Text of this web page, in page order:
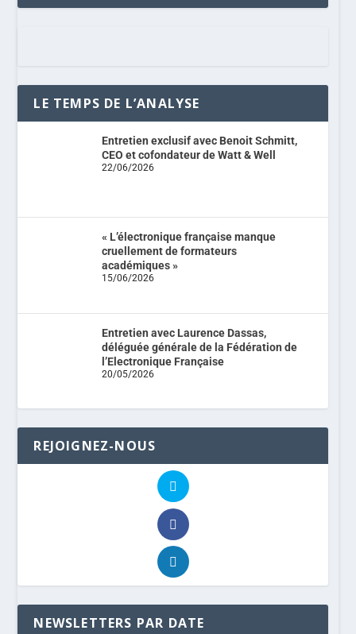
LE TEMPS DE L’ANALYSE
Entretien exclusif avec Benoit Schmitt,
CEO et cofondateur de Watt & Well
22/06/2026
« L’électronique française manque
cruellement de formateurs
académiques »
15/06/2026
Entretien avec Laurence Dassas,
déléguée générale de la Fédération de
l’Electronique Française
20/05/2026
REJOIGNEZ-NOUS
NEWSLETTERS PAR DATE